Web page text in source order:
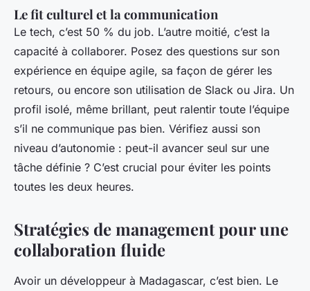
Le fit culturel et la communication
Le tech, c’est 50 % du job. L’autre moitié, c’est la
capacité à collaborer. Posez des questions sur son
expérience en équipe agile, sa façon de gérer les
retours, ou encore son utilisation de Slack ou Jira. Un
profil isolé, même brillant, peut ralentir toute l’équipe
s’il ne communique pas bien. Vérifiez aussi son
niveau d’autonomie : peut-il avancer seul sur une
tâche définie ? C’est crucial pour éviter les points
toutes les deux heures.
Stratégies de management pour une
collaboration fluide
Avoir un développeur à Madagascar, c’est bien. Le